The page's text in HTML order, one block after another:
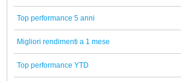
Top performance 5 anni
Migliori rendimenti a 1 mese
Top performance YTD